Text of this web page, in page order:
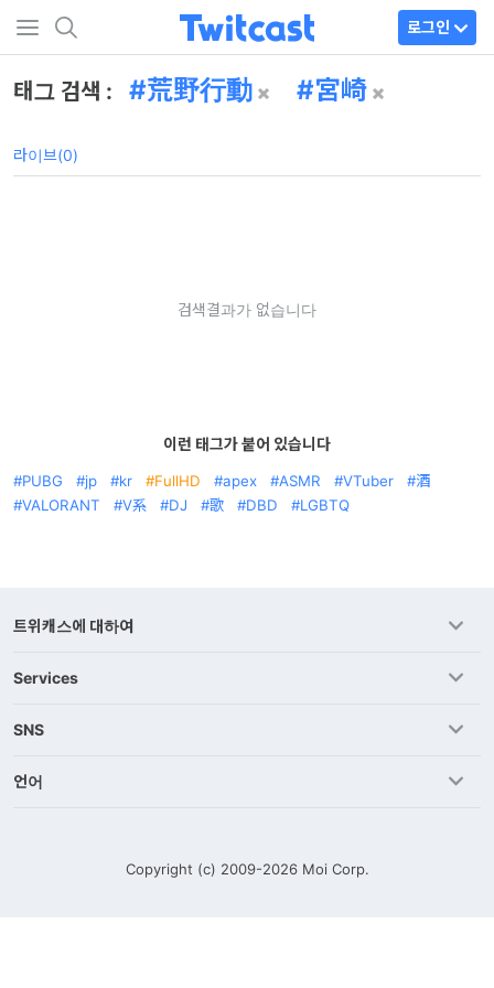
로그인
태그 검색 : 荒野行動 宮崎
라이브(0)
검색결과가 없습니다
이런 태그가 붙어 있습니다
PUBG jp kr FullHD apex ASMR VTuber
酒
VALORANT
V系 DJ 歌 DBD LGBTQ
트위캐스에 대하여
Services
SNS
언어
Copyright (c) 2009-2026 Moi Corp.